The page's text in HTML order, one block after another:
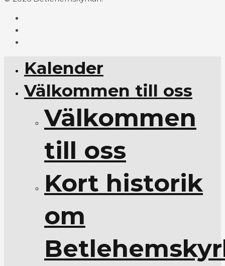
Kalender
Välkommen till oss
Välkommen
till oss
Kort historik
om